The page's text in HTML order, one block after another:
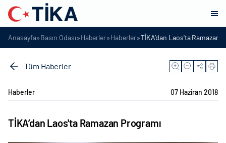
Anasayfa»Basın Odası»Haberler»Haberler»TİKA’dan Laos'ta Ramazan
Tüm Haberler
Haberler 07 Haziran 2018
TİKA’dan Laos'ta Ramazan Programı